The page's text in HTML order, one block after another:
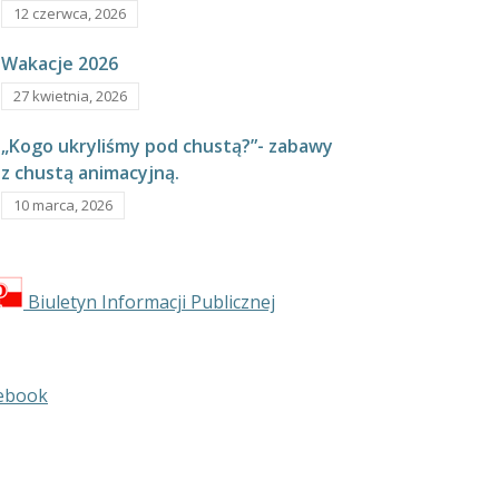
12 czerwca, 2026
Wakacje 2026
27 kwietnia, 2026
„Kogo ukryliśmy pod chustą?”- zabawy
z chustą animacyjną.
10 marca, 2026
Biuletyn Informacji Publicznej